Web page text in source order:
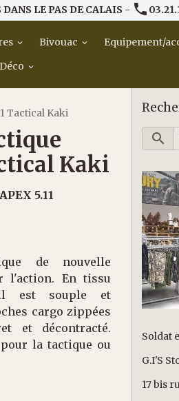
LE PAS DE CALAIS -
Bivouac
Equipement/
Tactical Kaki
Kaki
5.11
de nouvelle
l'action. En tissu
il est souple et
cargo zippées
et décontracté.
la tactique ou
Soldat
G.I'S
17 bis